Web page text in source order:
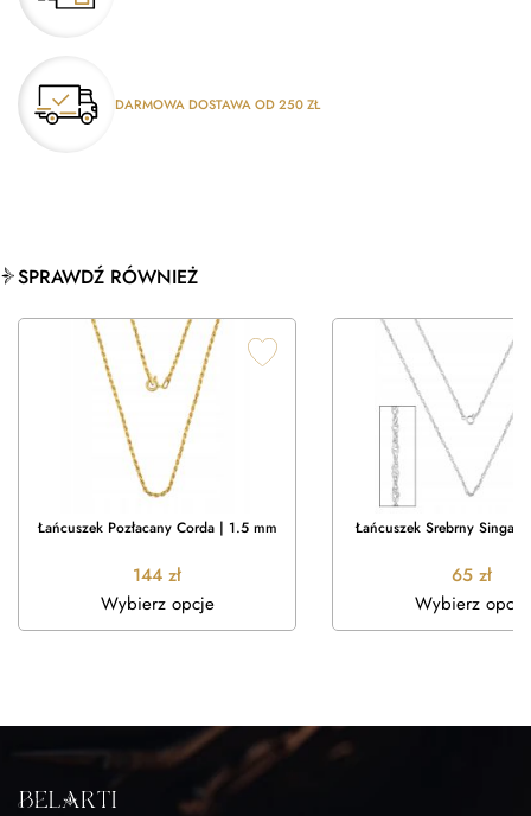
DARMOWA DOSTAWA OD 250 ZŁ
SPRAWDŹ RÓWNIEŻ
Łańcuszek Pozłacany Corda | 1.5 mm
144 zł
Wybierz opcje
Łańcuszek Srebrny
65 zł
Wybierz opcje